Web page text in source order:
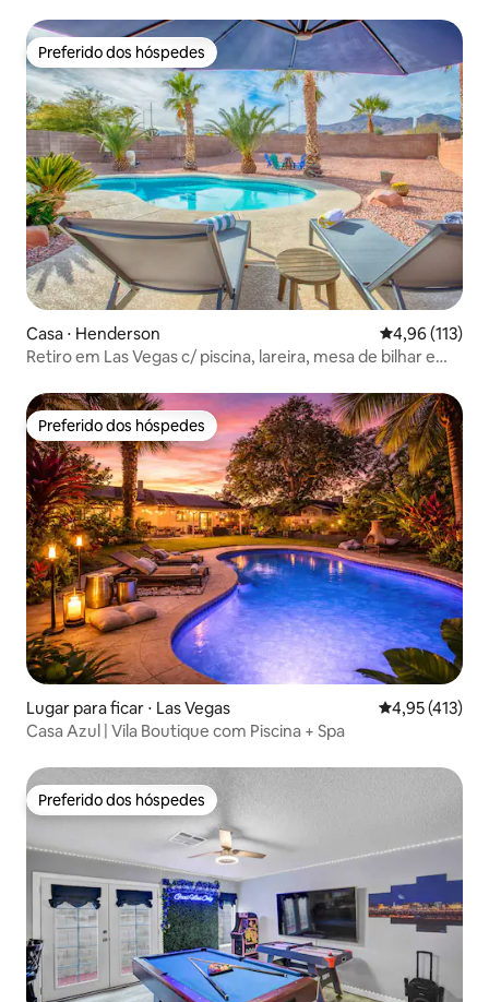
Preferido dos hóspedes
Preferido dos hóspedes
Casa ⋅ Henderson 4,96 de uma
4,96 (113)
Retiro em Las Vegas c/ piscina, lareira, mesa de bilhar e
Preferido dos hóspedes
Preferido dos hóspedes
Lugar para ficar ⋅ Las Vegas 4,95 de uma
4,95 (413)
Casa Azul | Vila Boutique com Piscina + Spa
Preferido dos hóspedes
Preferido dos hóspedes